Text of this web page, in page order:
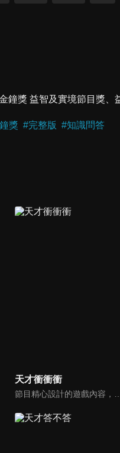
鐘獎 益智及實境節目獎、
獎 #完整版 #知識問答
天才衝衝衝